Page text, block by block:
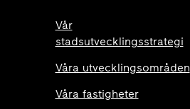
Vår
stadsutvecklingsstrategi
Våra utvecklingsområden
Våra fastigheter